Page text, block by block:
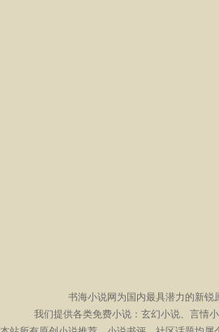
书海小说网为国内最具潜力的新
我们提供各类免费小说：玄幻小说、言情